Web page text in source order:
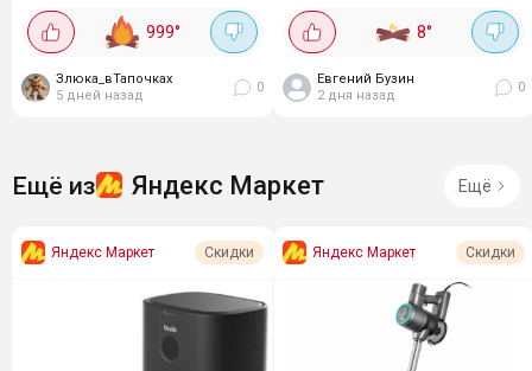
сама вытягивает весь мусор в
мешок на 2.5 литра. Мощность
всасывания...
999°
Злюка_вТапочках
5 дней назад
0
этого хватает на почти 2 часа
работы. Пылесборник
небольшой, 0.4 литра,...
8°
Евгений Бузин
2 дня назад
0
Ещё из Яндекс Маркет Ещё
Яндекс Маркет Скидки Яндекс Маркет Скидки